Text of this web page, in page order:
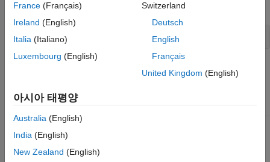
toUTF16
String toUTF16() const
Throws
None
France (Français)
Ireland (English)
Italia (Italiano)
Luxembourg (English)
Switzerland
Deutsch
English
Français
United Kingdom (English)
아시아 태평양
Australia (English)
India (English)
New Zealand (English)